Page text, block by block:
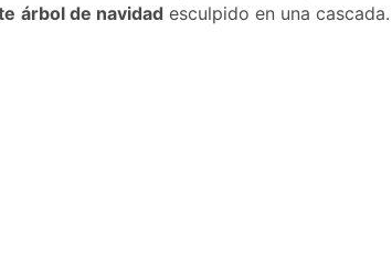
árbol de navidad esculpido en una cascada.